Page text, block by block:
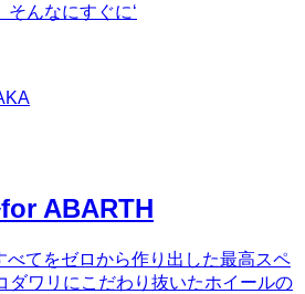
んなにすぐに‘
ABARTH
てをゼロから作り出した最高スペ
ダワリにこだわり抜いたホイールの